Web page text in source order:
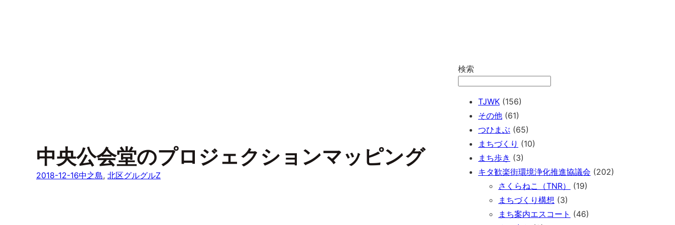
中央公会堂のプロジェクションマッピング
2018-12-16中之島, 北区グルグルZ
検索
TJWK (156)
その他 (61)
つひまぶ (65)
まちづくり (10)
まち歩き (3)
キタ歓楽街環境浄化推進協議会 (202)
さくらねこ（TNR）
(19)
まちづくり構想 (3)
まち案内エスコート (46)